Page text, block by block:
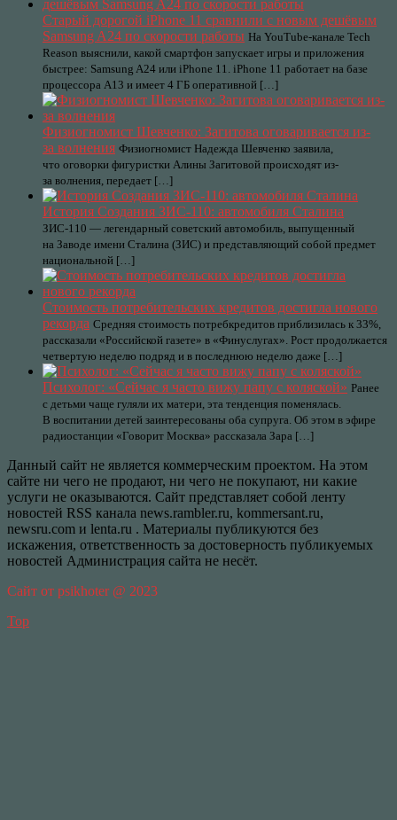
Старый дорогой iPhone 11 сравнили с новым дешёвым
Samsung A24 по скорости работы На YouTube-канале Tech
Reason выяснили, какой смартфон запускает игры и приложения
быстрее: Samsung A24 или iPhone 11. iPhone 11 работает на базе
процессора А13 и имеет 4 ГБ оперативной […]
Физиогномист Шевченко: Загитова оговаривается из-
за волнения Физиогномист Надежда Шевченко заявила,
что оговорки фигуристки Алины Загитовой происходят из-
за волнения, передает […]
История Создания ЗИС-110: автомобиля Сталина
ЗИС-110 — легендарный советский автомобиль, выпущенный
на Заводе имени Сталина (ЗИС) и представляющий собой предмет
национальной […]
Стоимость потребительских кредитов достигла нового
рекорда Средняя стоимость потребкредитов приблизилась к 33%,
рассказали «Российской газете» в «Финуслугах». Рост продолжается
четвертую неделю подряд и в последнюю неделю даже […]
Психолог: «Сейчас я часто вижу папу с коляской» Ранее
с детьми чаще гуляли их матери, эта тенденция поменялась.
В воспитании детей заинтересованы оба супруга. Об этом в эфире
радиостанции «Говорит Москва» рассказала Зара […]
Данный сайт не является коммерческим проектом. На этом
сайте ни чего не продают, ни чего не покупают, ни какие
услуги не оказываются. Сайт представляет собой ленту
новостей RSS канала news.rambler.ru, kommersant.ru,
newsru.com и lenta.ru . Материалы публикуются без
искажения, ответственность за достоверность публикуемых
новостей Администрация сайта не несёт.
Сайт от psikhoter @ 2023
Top